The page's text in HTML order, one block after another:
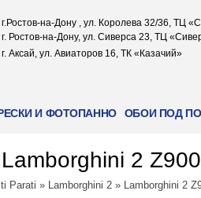
г.Ростов-на-Дону , ул. Королева 32/36, ТЦ
г. Ростов-на-Дону, ул. Сиверса 23, ТЦ
г. Аксай, ул. Авиаторов 16, ТК «Казачий»
И ФОТОПАННО ОБОИ ПОД
2
Parati » Lamborghini 2 » Lamborghini 2